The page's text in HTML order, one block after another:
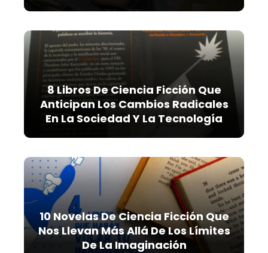
8 Libros De Ciencia Ficción Que
Anticipan Los Cambios Radicales
En La Sociedad Y La Tecnología
10 Novelas De Ciencia Ficción Que
Nos Llevan Más Allá De Los Límites
De La Imaginación